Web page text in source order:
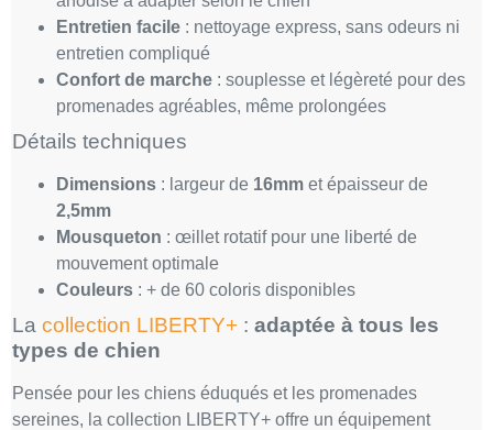
Entretien facile : nettoyage express, sans odeurs ni
entretien compliqué
Confort de marche : souplesse et légèreté pour des
promenades agréables, même prolongées
Détails techniques
Dimensions : largeur de 16mm et épaisseur de
2,5mm
Mousqueton : œillet rotatif pour une liberté de
mouvement optimale
Couleurs : + de 60 coloris disponibles
La collection LIBERTY+ : adaptée à tous les
types de chien
Pensée pour les chiens éduqués et les promenades
sereines, la collection LIBERTY+ offre un équipement